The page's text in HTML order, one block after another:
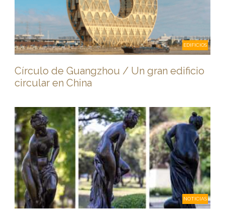
EDIFICIOS
Círculo de Guangzhou / Un gran edificio
circular en China
NOTICIAS